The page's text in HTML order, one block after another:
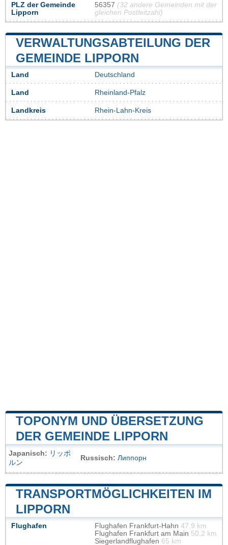
PLZ der Gemeinde
Lipporn
56357 (32 andere Gemeinden mit der
gleichen Postleitzahl)
VERWALTUNGSABTEILUNG DER
GEMEINDE LIPPORN
Land Deutschland
Land Rheinland-Pfalz
Landkreis Rhein-Lahn-Kreis
TOPONYM UND ÜBERSETZUNG
DER GEMEINDE LIPPORN
Japanisch: リッポ
ルン
Russisch: Липпорн
TRANSPORTMÖGLICHKEITEN IM
LIPPORN
Flughafen Flughafen Frankfurt-Hahn 47.9 km
Flughafen Frankfurt am Main 50.2 km
Siegerlandflughafen 65 km